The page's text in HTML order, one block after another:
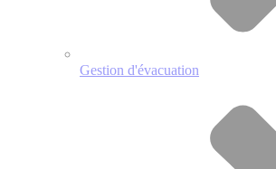
Gestion d'évacuation